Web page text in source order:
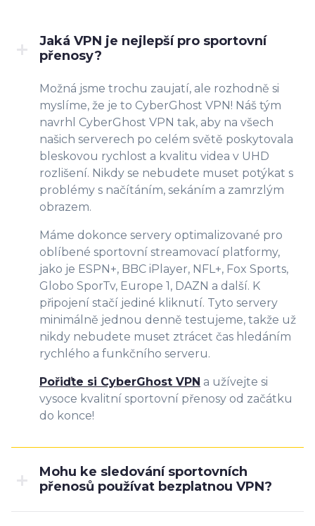
Jaká VPN je nejlepší pro sportovní
přenosy?
Možná jsme trochu zaujatí, ale rozhodně si
myslíme, že je to CyberGhost VPN! Náš tým
navrhl CyberGhost VPN tak, aby na všech
našich serverech po celém světě poskytovala
bleskovou rychlost a kvalitu videa v UHD
rozlišení. Nikdy se nebudete muset potýkat s
problémy s načítáním, sekáním a zamrzlým
obrazem.
Máme dokonce servery optimalizované pro
oblíbené sportovní streamovací platformy,
jako je ESPN+, BBC iPlayer, NFL+, Fox Sports,
Globo SporTv, Europe 1, DAZN a další. K
připojení stačí jediné kliknutí. Tyto servery
minimálně jednou denně testujeme, takže už
nikdy nebudete muset ztrácet čas hledáním
rychlého a funkčního serveru.
Pořiďte si CyberGhost VPN a užívejte si
vysoce kvalitní sportovní přenosy od začátku
do konce!
Mohu ke sledování sportovních
přenosů používat bezplatnou VPN?